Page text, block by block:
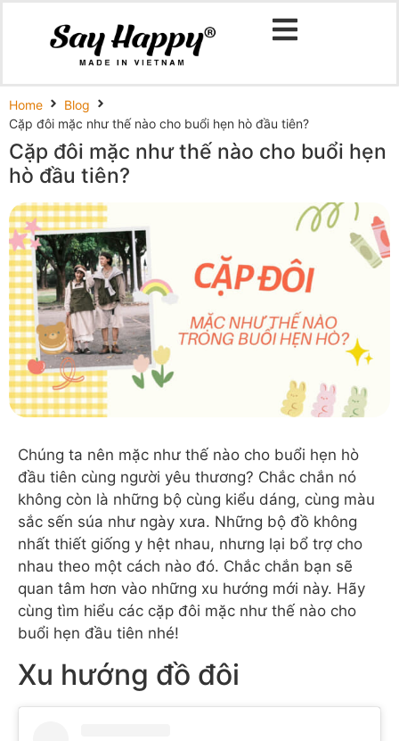
Home
Blog
Cặp đôi mặc như thế nào cho buổi hẹn hò đầu tiên?
Cặp đôi mặc như thế nào cho buổi hẹn
hò đầu tiên?
Chúng ta nên mặc như thế nào cho buổi hẹn hò
đầu tiên cùng người yêu thương? Chắc chắn nó
không còn là những bộ cùng kiểu dáng, cùng màu
sắc sến súa như ngày xưa. Những bộ đồ không
nhất thiết giống y hệt nhau, nhưng lại bổ trợ cho
nhau theo một cách nào đó. Chắc chắn bạn sẽ
quan tâm hơn vào những xu hướng mới này. Hãy
cùng tìm hiểu các cặp đôi mặc như thế nào cho
buổi hẹn đầu tiên nhé!
Xu hướng đồ đôi